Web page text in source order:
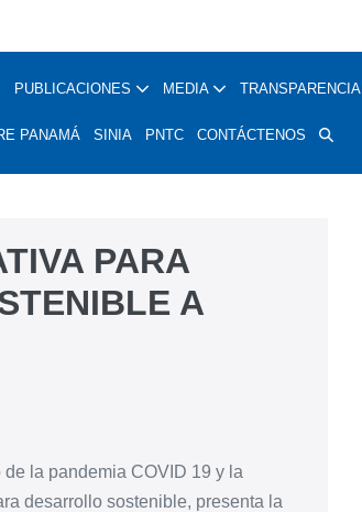
PUBLICACIONES MEDIA TRANSPARENCIA
PANAMÁ SINIA PNTC CONTÁCTENOS
PARA
A
la pandemia COVID 19 y la
desarrollo sostenible, presenta la